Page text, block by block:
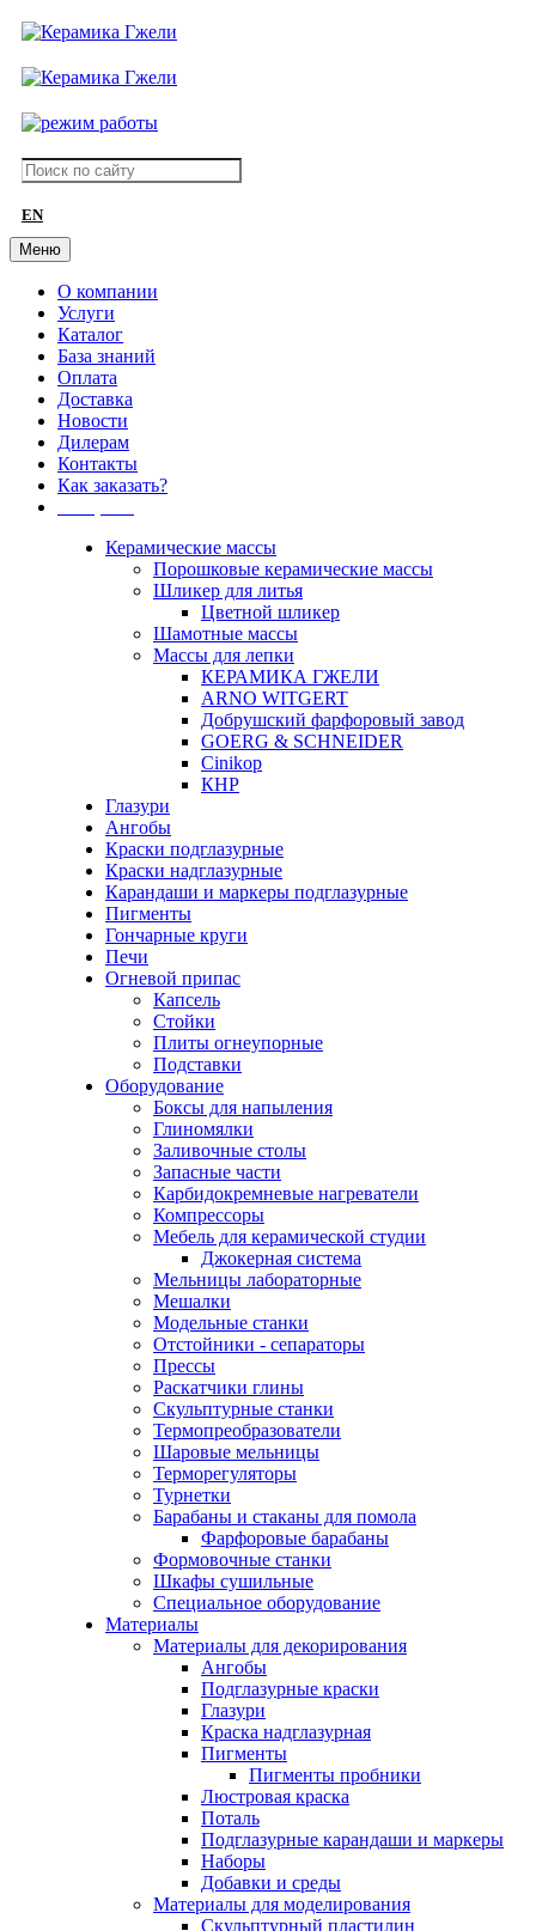
EN
Меню
О компании
Услуги
Каталог
База знаний
Оплата
Доставка
Новости
Дилерам
Контакты
Как заказать?
Керамические массы
Порошковые керамические массы
Шликер для литья
Цветной шликер
Шамотные массы
Массы для лепки
КЕРАМИКА ГЖЕЛИ
ARNO WITGERT
Добрушский фарфоровый завод
GOERG & SCHNEIDER
Cinikop
КНР
Глазури
Ангобы
Краски подглазурные
Краски надглазурные
Карандаши и маркеры подглазурные
Пигменты
Гончарные круги
Печи
Огневой припас
Капсель
Стойки
Плиты огнеупорные
Подставки
Оборудование
Боксы для напыления
Глиномялки
Заливочные столы
Запасные части
Карбидокремневые нагреватели
Компрессоры
Мебель для керамической студии
Джокерная система
Мельницы лабораторные
Мешалки
Модельные станки
Отстойники - сепараторы
Прессы
Раскатчики глины
Скульптурные станки
Термопреобразователи
Шаровые мельницы
Терморегуляторы
Турнетки
Барабаны и стаканы для помола
Фарфоровые барабаны
Формовочные станки
Шкафы сушильные
Специальное оборудование
Материалы
Материалы для декорирования
Ангобы
Подглазурные краски
Глазури
Краска надглазурная
Пигменты
Пигменты пробники
Люстровая краска
Поталь
Подглазурные карандаши и маркеры
Наборы
Добавки и среды
Материалы для моделирования
Скульптурный пластилин